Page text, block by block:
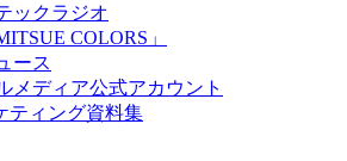
ックラジオ
COLORS」
ース
メディア公式アカウント
ティング資料集